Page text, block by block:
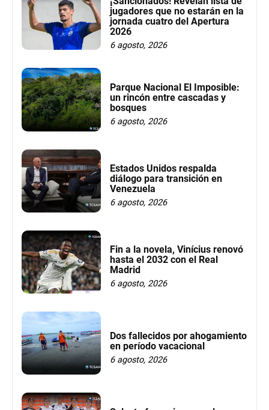
jugadores que no estarán en la
jornada cuatro del Apertura
2026
6 agosto, 2026
Parque Nacional El Imposible:
un rincón entre cascadas y
bosques
6 agosto, 2026
Estados Unidos respalda
diálogo para transición en
Venezuela
6 agosto, 2026
Fin a la novela, Vinícius renovó
hasta el 2032 con el Real
Madrid
6 agosto, 2026
Dos fallecidos por ahogamiento
en período vacacional
6 agosto, 2026